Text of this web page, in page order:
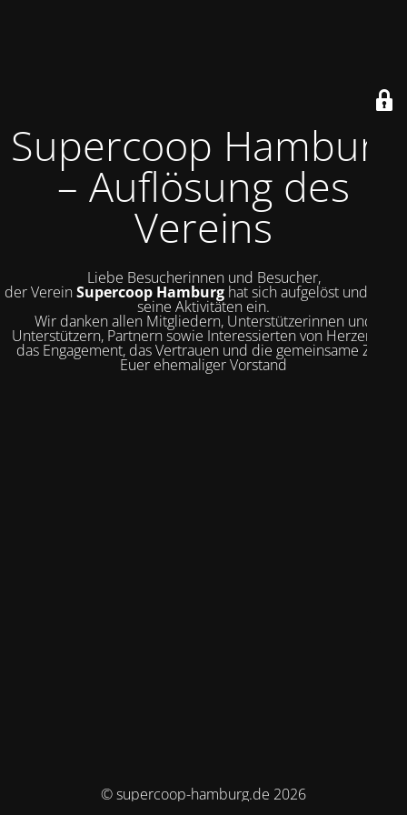
Supercoop Hamburg
– Auflösung des
Vereins
Liebe Besucherinnen und Besucher,
der VereinSupercoop Hamburg hat sich aufgelöst und stellt
seine Aktivitäten ein.
Wir danken allen Mitgliedern, Unterstützerinnen und
Unterstützern, Partnern sowie Interessierten von Herzen für
das Engagement, das Vertrauen und die gemeinsame Zeit.
Euer ehemaliger Vorstand
© supercoop-hamburg.de 2026